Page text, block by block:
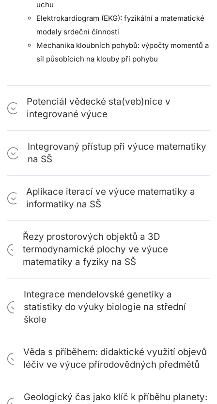
uchu
Elektrokardiogram (EKG): fyzikální a matematické
modely srdeční činnosti
Mechanika kloubních pohybů: výpočty momentů a
sil působících na klouby při pohybu
Potenciál vědecké sta(veb)nice v
integrované výuce
Integrovaný přístup při výuce matematiky
na SŠ
Aplikace iterací ve výuce matematiky a
informatiky na SŠ
Řezy prostorových objektů a 3D
termodynamické plochy ve výuce
matematiky a fyziky na SŠ
Integrace mendelovské genetiky a
statistiky do výuky biologie na střední
škole
Věda s příběhem: didaktické využití objevů
léčiv ve výuce přírodovědných předmětů
Geologický čas jako klíč k příběhu planety: